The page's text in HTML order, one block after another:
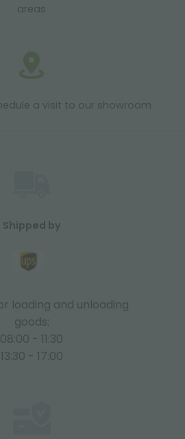
areas
a visit to our showroom
Shipped by
loading and unloading
goods:
08:00 - 11:30
13:30 - 17:00